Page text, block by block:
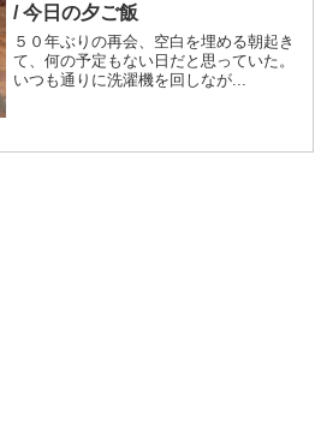
/ 今日の夕ご飯
５０年ぶりの再会、空白を埋める朝起き
て、何の予定もない日だと思っていた。
いつも通りに洗濯機を回しなが...